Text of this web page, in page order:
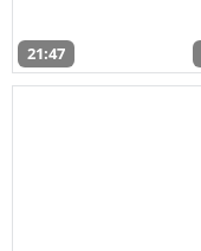
21:47